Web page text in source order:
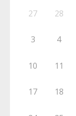
27 28
3 4
10 11
17 18